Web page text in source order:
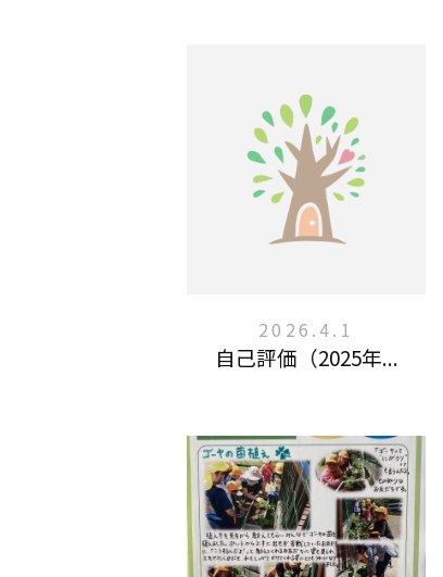
2026.4.1
自己評価（2025年...